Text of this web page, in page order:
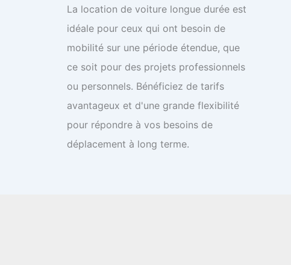
La location de voiture longue durée est
idéale pour ceux qui ont besoin de
mobilité sur une période étendue, que
ce soit pour des projets professionnels
ou personnels. Bénéficiez de tarifs
avantageux et d'une grande flexibilité
pour répondre à vos besoins de
déplacement à long terme.